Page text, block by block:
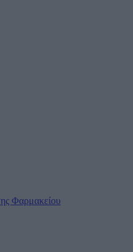
Φαρμακείου